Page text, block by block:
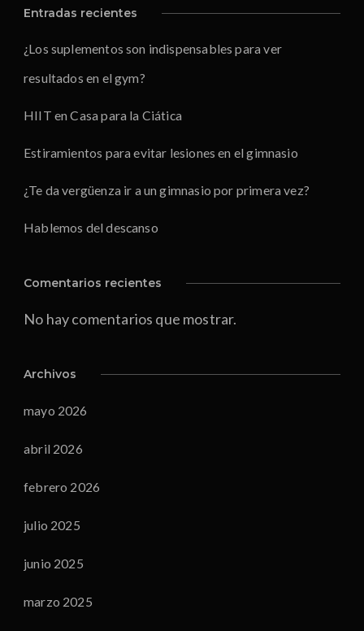
Entradas recientes
¿Los suplementos son indispensables para ver
resultados en el gym?
HIIT en Casa para la Ciática
Estiramientos para evitar lesiones en el gimnasio
¿Te da vergüenza ir a un gimnasio por primera vez?
Hablemos del descanso
Comentarios recientes
No hay comentarios que mostrar.
Archivos
mayo 2026
abril 2026
febrero 2026
julio 2025
junio 2025
marzo 2025